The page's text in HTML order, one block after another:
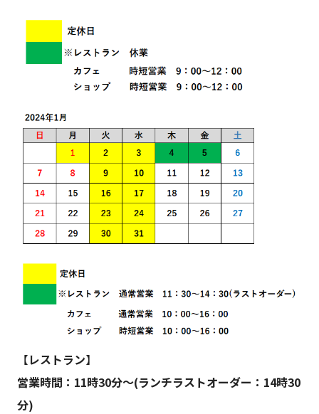
【レストラン】
営業時間：11時30分～(ランチラストオーダー：14時30
分)